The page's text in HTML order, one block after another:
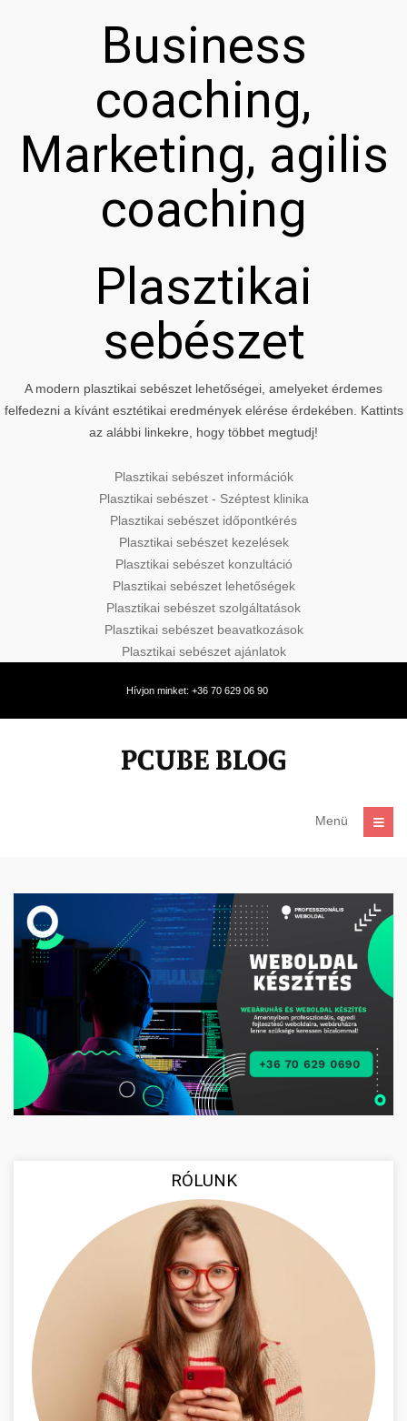
Business
coaching,
Marketing, agilis
coaching
Plasztikai
sebészet
A modern plasztikai sebészet lehetőségei, amelyeket érdemes
felfedezni a kívánt esztétikai eredmények elérése érdekében. Kattints
az alábbi linkekre, hogy többet megtudj!
Plasztikai sebészet információk
Plasztikai sebészet - Széptest klinika
Plasztikai sebészet időpontkérés
Plasztikai sebészet kezelések
Plasztikai sebészet konzultáció
Plasztikai sebészet lehetőségek
Plasztikai sebészet szolgáltatások
Plasztikai sebészet beavatkozások
Plasztikai sebészet ajánlatok
Hívjon minket: +36 70 629 06 90
Menü
RÓLUNK